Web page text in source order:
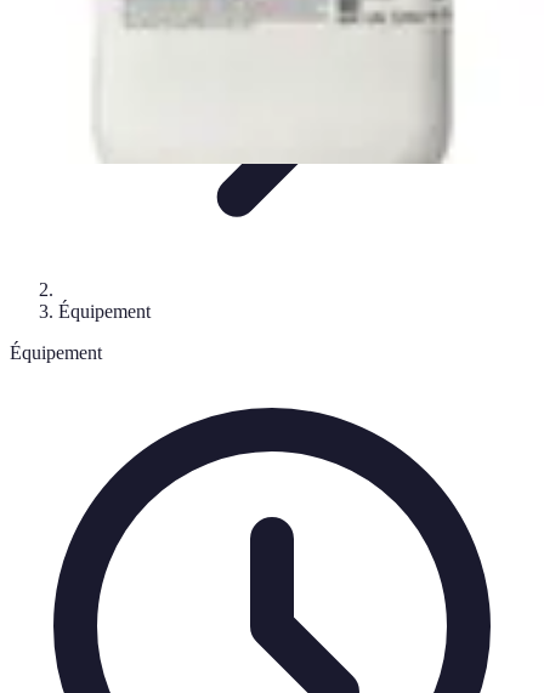
Équipement
Équipement